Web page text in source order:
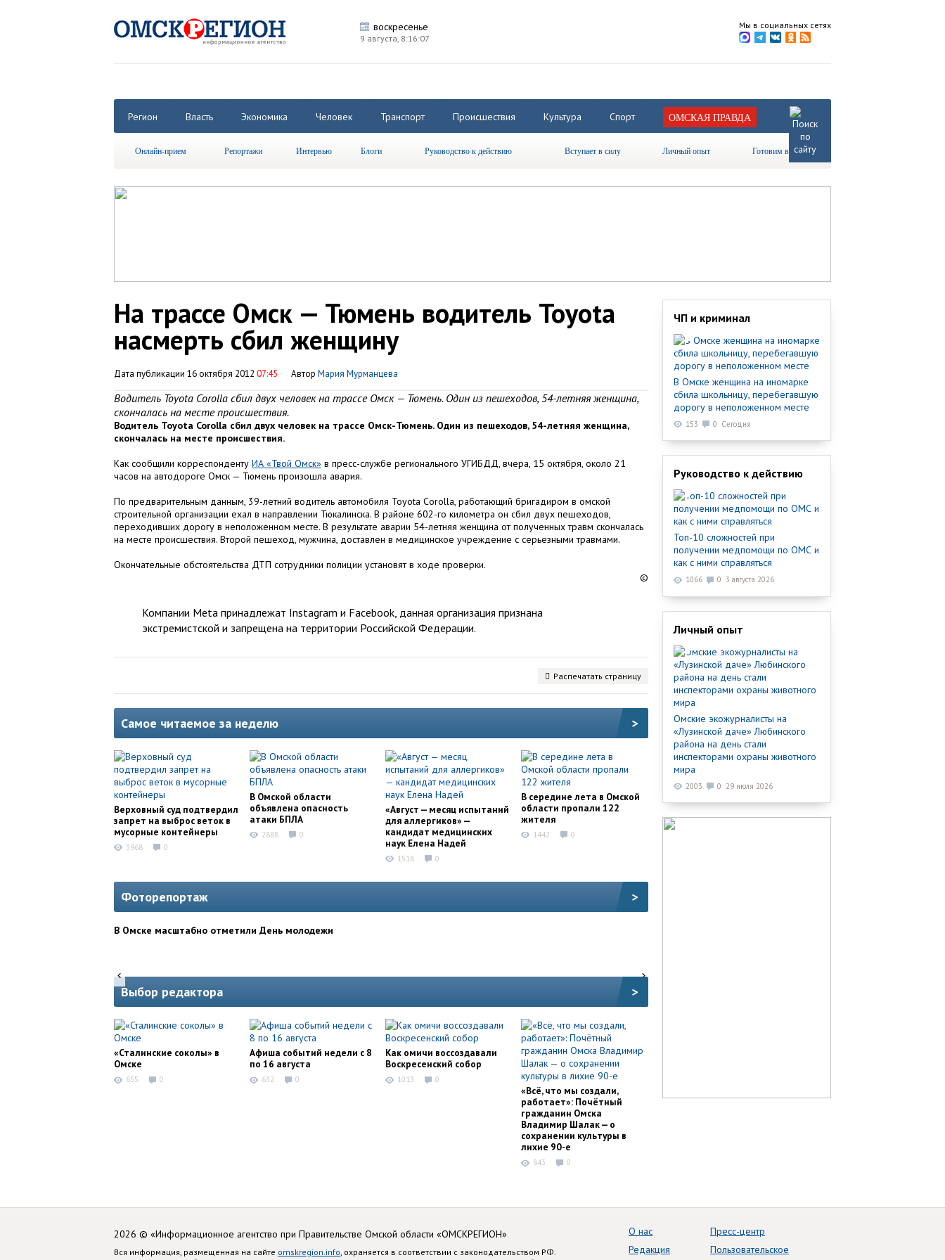
воскресенье
9 августа, 8:16:07
Мы в социальных сетях
Регион Власть Экономика Человек Транспорт Происшествия Культура Спорт ОМСКАЯ ПРАВДА
Онлайн-прием Репортажи Интервью Блоги Руководство к действию Вступает в силу Личный опыт Готовим вместе
На трассе Омск — Тюмень водитель Toyota
насмерть сбил женщину
Дата публикации 16 октября 2012 07:45 Автор Мария Мурманцева
Водитель Toyota Corolla сбил двух человек на трассе Омск — Тюмень. Один из пешеходов, 54-летняя женщина,
скончалась на месте происшествия.
Водитель Toyota Corolla сбил двух человек на трассе Омск-Тюмень. Один из пешеходов, 54-летняя женщина,
скончалась на месте происшествия.
Как сообщили корреспонденту ИА «Твой Омск» в пресс-службе регионального УГИБДД, вчера, 15 октября, около 21
часов на автодороге Омск — Тюмень произошла авария.
По предварительным данным, 39-летний водитель автомобиля Toyota Corolla, работающий бригадиром в омской
строительной организации ехал в направлении Тюкалинска. В районе 602-го километра он сбил двух пешеходов,
переходивших дорогу в неположенном месте. В результате аварии 54-летняя женщина от полученных травм скончалась
на месте происшествия. Второй пешеход, мужчина, доставлен в медицинское учреждение с серьезными травмами.
Окончательные обстоятельства ДТП сотрудники полиции установят в ходе проверки.
©
Компании Meta принадлежат Instagram и Facebook, данная организация признана
экстремистской и запрещена на территории Российской Федерации.
Распечатать страницу
Самое читаемое за неделю >
Верховный суд подтвердил
запрет на выброс веток в
мусорные контейнеры
3968 0
В Омской области
объявлена опасность
атаки БПЛА
2888 0
«Август — месяц испытаний
для аллергиков» —
кандидат медицинских
наук Елена Надей
1518 0
В середине лета в Омской
области пропали 122
жителя
1442 0
Фоторепортаж >
В Омске масштабно отметили День молодежи
Выбор редактора >
«Сталинские соколы» в
Омске
655 0
Афиша событий недели с 8
по 16 августа
632 0
Как омичи воссоздавали
Воскресенский собор
1013 0
«Всё, что мы создали,
работает»: Почётный
гражданин Омска
Владимир Шалак — о
сохранении культуры в
лихие 90-е
843 0
ЧП и криминал
В Омске женщина на иномарке
сбила школьницу, перебегавшую
дорогу в неположенном месте
153 0 Сегодня
Руководство к действию
Топ-10 сложностей при
получении медпомощи по ОМС и
как с ними справляться
1066 0 3 августа 2026
Личный опыт
Омские экожурналисты на
«Лузинской даче» Любинского
района на день стали
инспекторами охраны животного
мира
2003 0 29 июля 2026
2026 © «Информационное агентство при Правительстве Омской области «ОМСКРЕГИОН»
Вся информация, размещенная на сайте omskregion.info , охраняется в соответствии с законодательством РФ.
О нас
Редакция
Пресс-центр
Пользовательское